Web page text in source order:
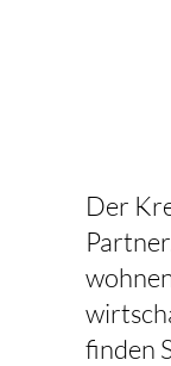
Der
finden